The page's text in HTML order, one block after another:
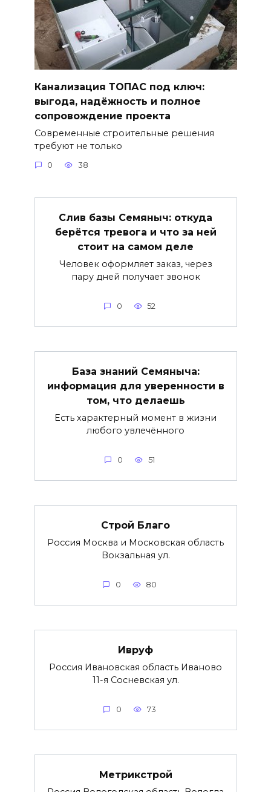
Канализация ТОПАС под ключ:
выгода, надёжность и полное
сопровождение проекта
Современные строительные решения
требуют не только
0 38
Слив базы Семяныч: откуда
берётся тревога и что за ней
стоит на самом деле
Человек оформляет заказ, через
пару дней получает звонок
0 52
База знаний Семяныча:
информация для уверенности в
том, что делаешь
Есть характерный момент в жизни
любого увлечённого
0 51
Строй Благо
Россия Москва и Московская область
Вокзальная ул.
0 80
Ивруф
Россия Ивановская область Иваново
11-я Сосневская ул.
0 73
Метрикстрой